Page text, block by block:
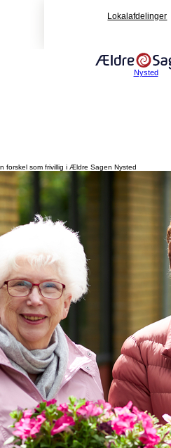
Lokalafdelinger
Nysted
forskel som frivillig i Ældre Sagen Nysted